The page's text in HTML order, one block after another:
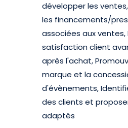
développer les
les financements/
associées aux
satisfaction client
après l'achat,
marque et la
d'évènements,
des clients et
adaptés